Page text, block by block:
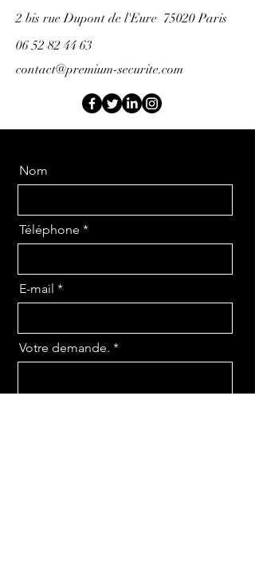
2 bis rue Dupont de l'Eure 75020 Paris
06 52 82 44 63
contact@premium-securite.com
Nom
Téléphone
E-mail
Votre demande.